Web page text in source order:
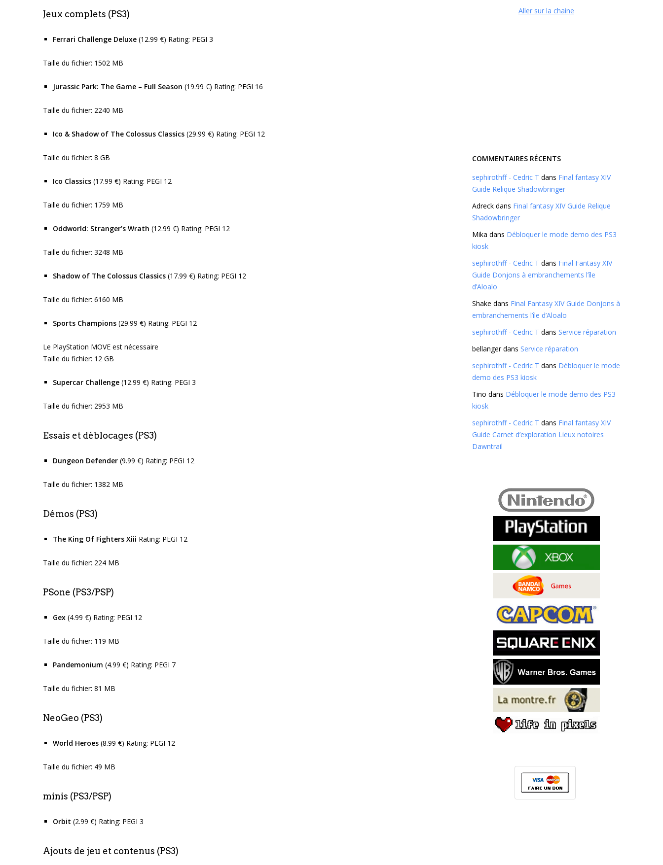
Jeux complets (PS3)
Ferrari Challenge Deluxe (12.99 €) Rating: PEGI 3
Taille du fichier: 1502 MB
Jurassic Park: The Game – Full Season (19.99 €) Rating: PEGI 16
Taille du fichier: 2240 MB
Ico & Shadow of The Colossus Classics (29.99 €) Rating: PEGI 12
Taille du fichier: 8 GB
Ico Classics (17.99 €) Rating: PEGI 12
Taille du fichier: 1759 MB
Oddworld: Stranger’s Wrath (12.99 €) Rating: PEGI 12
Taille du fichier: 3248 MB
Shadow of The Colossus Classics (17.99 €) Rating: PEGI 12
Taille du fichier: 6160 MB
Sports Champions (29.99 €) Rating: PEGI 12
Le PlayStation MOVE est nécessaire
Taille du fichier: 12 GB
Supercar Challenge (12.99 €) Rating: PEGI 3
Taille du fichier: 2953 MB
Essais et déblocages (PS3)
Dungeon Defender (9.99 €) Rating: PEGI 12
Taille du fichier: 1382 MB
Démos (PS3)
The King Of Fighters Xiii Rating: PEGI 12
Taille du fichier: 224 MB
PSone (PS3/PSP)
Gex (4.99 €) Rating: PEGI 12
Taille du fichier: 119 MB
Pandemonium (4.99 €) Rating: PEGI 7
Taille du fichier: 81 MB
NeoGeo (PS3)
World Heroes (8.99 €) Rating: PEGI 12
Taille du fichier: 49 MB
minis (PS3/PSP)
Orbit (2.99 €) Rating: PEGI 3
Ajouts de jeu et contenus (PS3)
Aller sur la chaine
COMMENTAIRES RÉCENTS
sephirothff - Cedric T dans Final fantasy XIV
Guide Relique Shadowbringer
Adreck dans Final fantasy XIV Guide Relique
Shadowbringer
Mika dans Débloquer le mode demo des PS3
kiosk
sephirothff - Cedric T dans Final Fantasy XIV
Guide Donjons à embranchements l’île
d’Aloalo
Shake dans Final Fantasy XIV Guide Donjons à
embranchements l’île d’Aloalo
sephirothff - Cedric T dans Service réparation
bellangerdans Service réparation
sephirothff - Cedric T dans Débloquer le mode
demo des PS3 kiosk
Tino dans Débloquer le mode demo des PS3
kiosk
sephirothff - Cedric T dans Final fantasy XIV
Guide Carnet d’exploration Lieux notoires
Dawntrail